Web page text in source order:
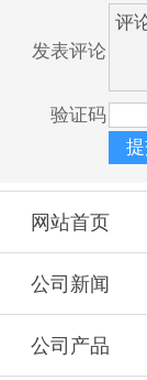
发表评论
验证码
网站首页
公司新闻
公司产品